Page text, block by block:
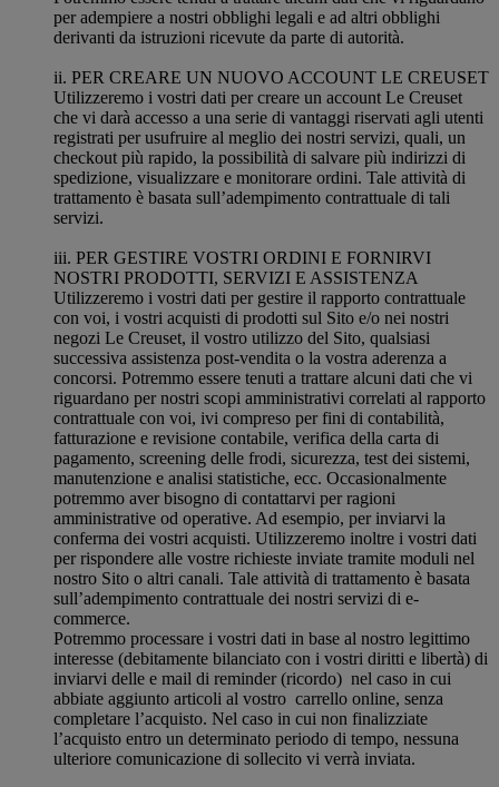
per adempiere a nostri obblighi legali e ad altri obblighi
derivanti da istruzioni ricevute da parte di autorità.
ii. PER CREARE UN NUOVO ACCOUNT LE CREUSET
Utilizzeremo i vostri dati per creare un account Le Creuset
che vi darà accesso a una serie di vantaggi riservati agli utenti
registrati per usufruire al meglio dei nostri servizi, quali, un
checkout più rapido, la possibilità di salvare più indirizzi di
spedizione, visualizzare e monitorare ordini. Tale attività di
trattamento è basata sull’adempimento contrattuale di tali
servizi.
iii. PER GESTIRE VOSTRI ORDINI E FORNIRVI
NOSTRI PRODOTTI, SERVIZI E ASSISTENZA
Utilizzeremo i vostri dati per gestire il rapporto contrattuale
con voi, i vostri acquisti di prodotti sul Sito e/o nei nostri
negozi Le Creuset, il vostro utilizzo del Sito, qualsiasi
successiva assistenza post-vendita o la vostra aderenza a
concorsi. Potremmo essere tenuti a trattare alcuni dati che vi
riguardano per nostri scopi amministrativi correlati al rapporto
contrattuale con voi, ivi compreso per fini di contabilità,
fatturazione e revisione contabile, verifica della carta di
pagamento, screening delle frodi, sicurezza, test dei sistemi,
manutenzione e analisi statistiche, ecc. Occasionalmente
potremmo aver bisogno di contattarvi per ragioni
amministrative od operative. Ad esempio, per inviarvi la
conferma dei vostri acquisti. Utilizzeremo inoltre i vostri dati
per rispondere alle vostre richieste inviate tramite moduli nel
nostro Sito o altri canali. Tale attività di trattamento è basata
sull’adempimento contrattuale dei nostri servizi di e-
commerce.
Potremmo processare i vostri dati in base al nostro legittimo
interesse (debitamente bilanciato con i vostri diritti e libertà) di
inviarvi delle e mail di reminder (ricordo) nel caso in cui
abbiate aggiunto articoli al vostro carrello online, senza
completare l’acquisto. Nel caso in cui non finalizziate
l’acquisto entro un determinato periodo di tempo, nessuna
ulteriore comunicazione di sollecito vi verrà inviata.